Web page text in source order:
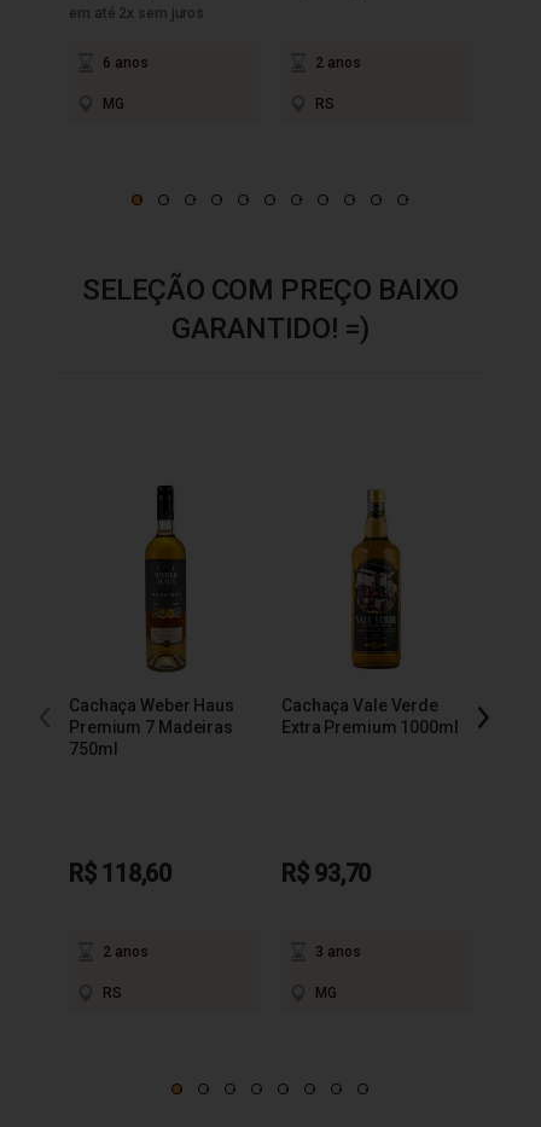
em até 2x sem juros
6 anos
MG
2 anos
RS
SELEÇÃO COM PREÇO BAIXO
GARANTIDO! =)
Cachaça Weber Haus
Premium 7 Madeiras
750ml
R$ 118,60
2 anos
RS
Cachaça Vale Verde
Extra Premium 1000ml
R$ 93,70
3 anos
MG